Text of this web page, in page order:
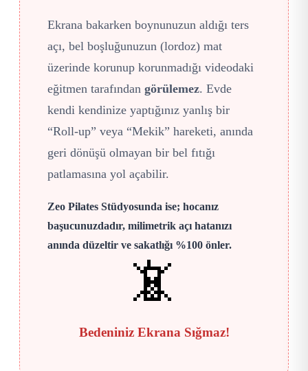
Ekrana bakarken boynunuzun aldığı ters
açı, bel boşluğunuzun (lordoz) mat
üzerinde korunup korunmadığı videodaki
eğitmen tarafından görülemez. Evde
kendi kendinize yaptığınız yanlış bir
“Roll-up” veya “Mekik” hareketi, anında
geri dönüşü olmayan bir bel fıtığı
patlamasına yol açabilir.
Zeo Pilates Stüdyosunda ise; hocanız
başucunuzdadır, milimetrik açı hatanızı
anında düzeltir ve sakatlığı %100 önler.
📵
Bedeniniz Ekrana Sığmaz!